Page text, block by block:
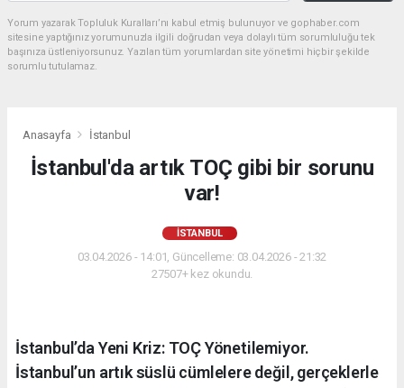
Yorum yazarak Topluluk Kuralları’nı kabul etmiş bulunuyor ve gophaber.com
sitesine yaptığınız yorumunuzla ilgili doğrudan veya dolaylı tüm sorumluluğu tek
başınıza üstleniyorsunuz. Yazılan tüm yorumlardan site yönetimi hiçbir şekilde
sorumlu tutulamaz.
Anasayfa İstanbul
İstanbul'da artık TOÇ gibi bir sorunu
var!
İSTANBUL
03.04.2026 - 14:01, Güncelleme: 03.04.2026 - 21:32
27507+ kez okundu.
İstanbul’da Yeni Kriz: TOÇ Yönetilemiyor.
İstanbul’un artık süslü cümlelere değil, gerçeklerle